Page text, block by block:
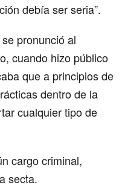
debía ser seria”.
pronunció al
cuando hizo público
que a principios de
dentro de la
cualquier tipo de
cargo criminal,
secta.